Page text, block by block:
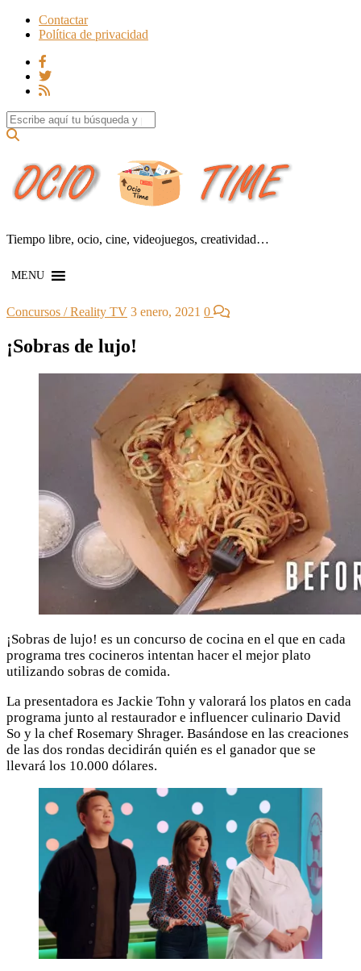
Contactar
Política de privacidad
Search for:
Tiempo libre, ocio, cine, videojuegos, creatividad…
MENU
Concursos / Reality TV 3 enero, 2021 0
¡Sobras de lujo!
¡Sobras de lujo! es un concurso de cocina en el que en cada
programa tres cocineros intentan hacer el mejor plato
utilizando sobras de comida.
La presentadora es Jackie Tohn y valorará los platos en cada
programa junto al restaurador e influencer culinario David
So y la chef Rosemary Shrager. Basándose en las creaciones
de las dos rondas decidirán quién es el ganador que se
llevará los 10.000 dólares.